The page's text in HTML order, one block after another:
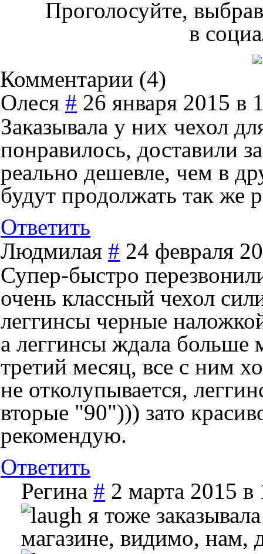
Проголосуйте,
в
Комментарии (4)
Олеся # 26 января 2015 в
Заказывала у них чехол
понравилось, доставили
реально дешевле, чем в
будут продолжать так же
Ответить
Людмилая # 24 февраля
Супер-быстро
очень классный чехол
леггинсы черные
а леггинсы ждала больше
третий месяц, все с ним
не отколупывается,
вторые "90"))) зато
рекомендую.
Ответить
Регина # 2 марта 2015 в
я тоже
магазине, видимо, нам,